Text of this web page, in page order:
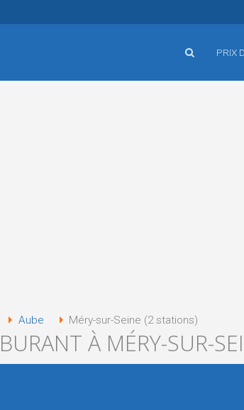
PRIX
Aube Méry-sur-Seine (2 stations)
À MÉRY-SUR-